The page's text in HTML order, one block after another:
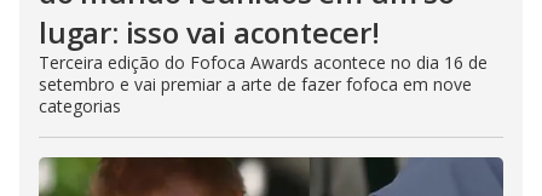
lugar: isso vai acontecer!
Terceira edição do Fofoca Awards acontece no dia 16 de
setembro e vai premiar a arte de fazer fofoca em nove
categorias